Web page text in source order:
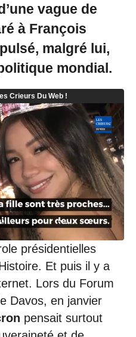
vague de
à François
malgré lui,
mondial.
présidentielles
Et puis il y a
Lors du Forum
Davos, en janvier
pensait surtout